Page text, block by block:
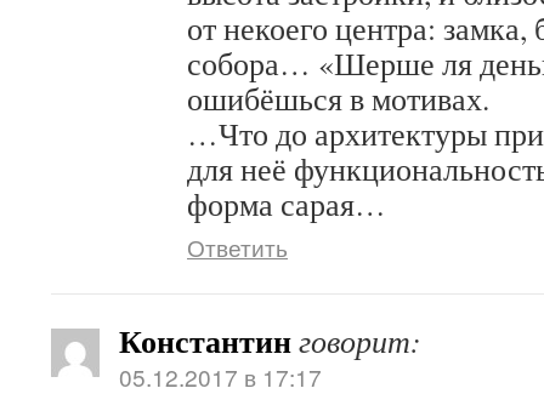
от некоего центра:
собора… «Шерше ля
ошибёшься в мотивах.
…Что до архитектуры
для неё
форма сарая…
Ответить
Константинговорит:
05.12.2017 в 17:17